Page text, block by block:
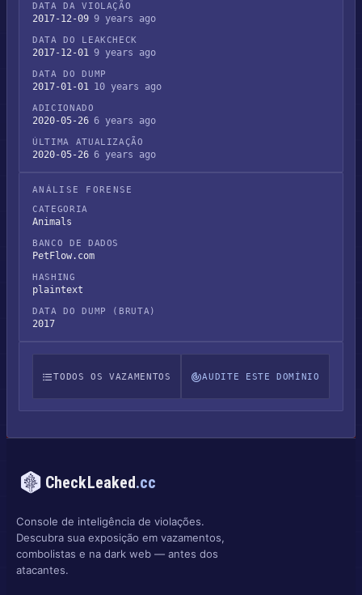
DATA DA VIOLAÇÃO
2017-12-09 9 years ago
DATA DO LEAKCHECK
2017-12-01 9 years ago
DATA DO DUMP
2017-01-01 10 years ago
ADICIONADO
2020-05-26 6 years ago
ÚLTIMA ATUALIZAÇÃO
2020-05-26 6 years ago
ANÁLISE FORENSE
CATEGORIA
Animals
BANCO DE DADOS
PetFlow.com
HASHING
plaintext
DATA DO DUMP (BRUTA)
2017
TODOS OS VAZAMENTOS AUDITE ESTE DOMÍNIO
CheckLeaked.cc
Console de inteligência de violações.
Descubra sua exposição em vazamentos,
combolistas e na dark web — antes dos
atacantes.